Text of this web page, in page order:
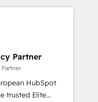
results.
your
HubSpot
teams to be
services using
Partner
HubSpot